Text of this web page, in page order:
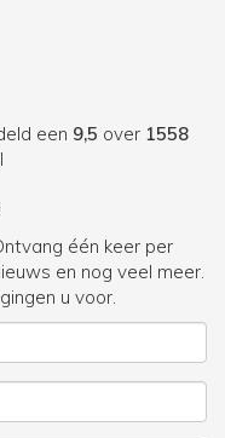
een 9,5 over 1558
één keer per
en nog veel meer.
u voor.